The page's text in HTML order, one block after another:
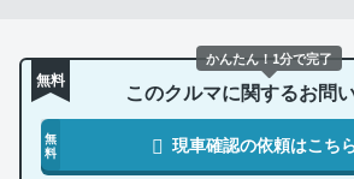
無料 このクルマに関するお問
無
料
現車確認の依頼はこち
かんたん！1分で完了